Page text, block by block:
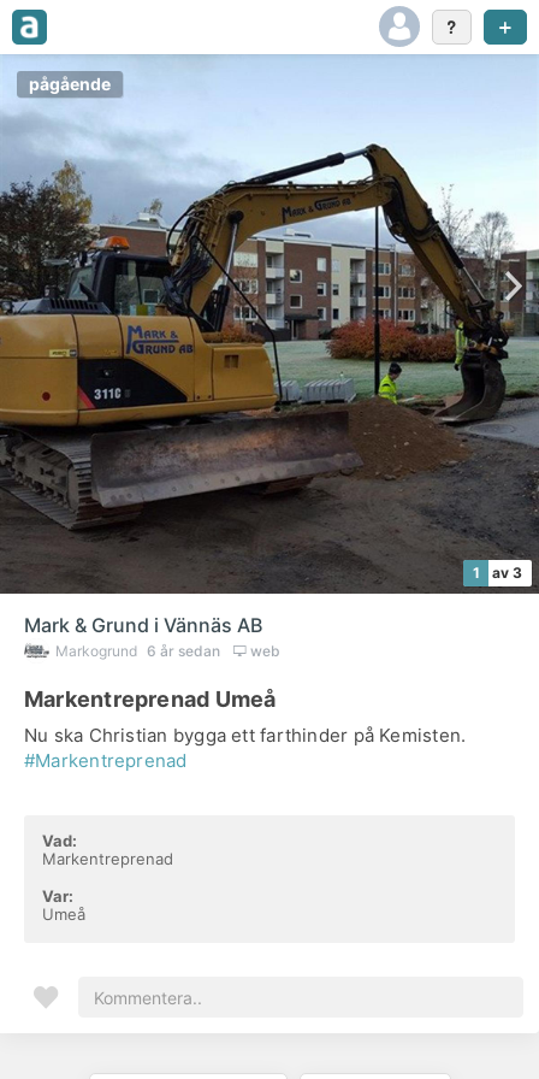
pågående
1 av 3
Mark & Grund i Vännäs AB
Markogrund 6 år sedan web
Markentreprenad Umeå
Nu ska Christian bygga ett farthinder på Kemisten.
#Markentreprenad
Vad:
Markentreprenad
Var:
Umeå